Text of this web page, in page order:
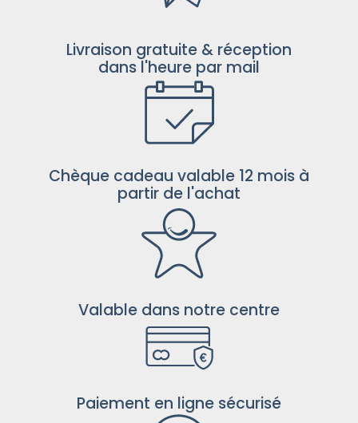
Livraison gratuite & réception
dans l'heure par mail
Chèque cadeau valable 12 mois à
partir de l'achat
Valable dans notre centre
Paiement en ligne sécurisé